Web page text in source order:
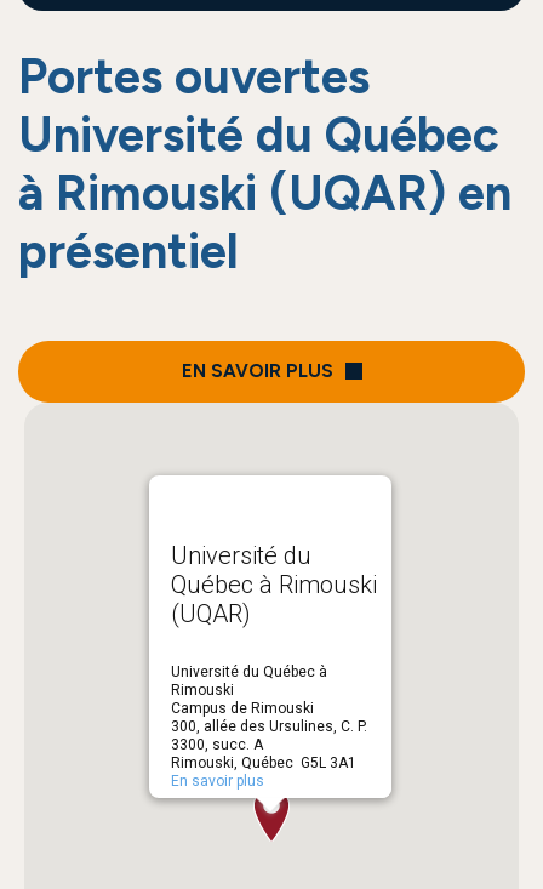
Portes ouvertes
Université du Québec
à Rimouski (UQAR) en
présentiel
EN SAVOIR PLUS
Université du
Québec à Rimouski
(UQAR)
Université du Québec à
Rimouski
Campus de Rimouski
300, allée des Ursulines, C. P.
3300, succ. A
Rimouski, Québec G5L 3A1
En savoir plus